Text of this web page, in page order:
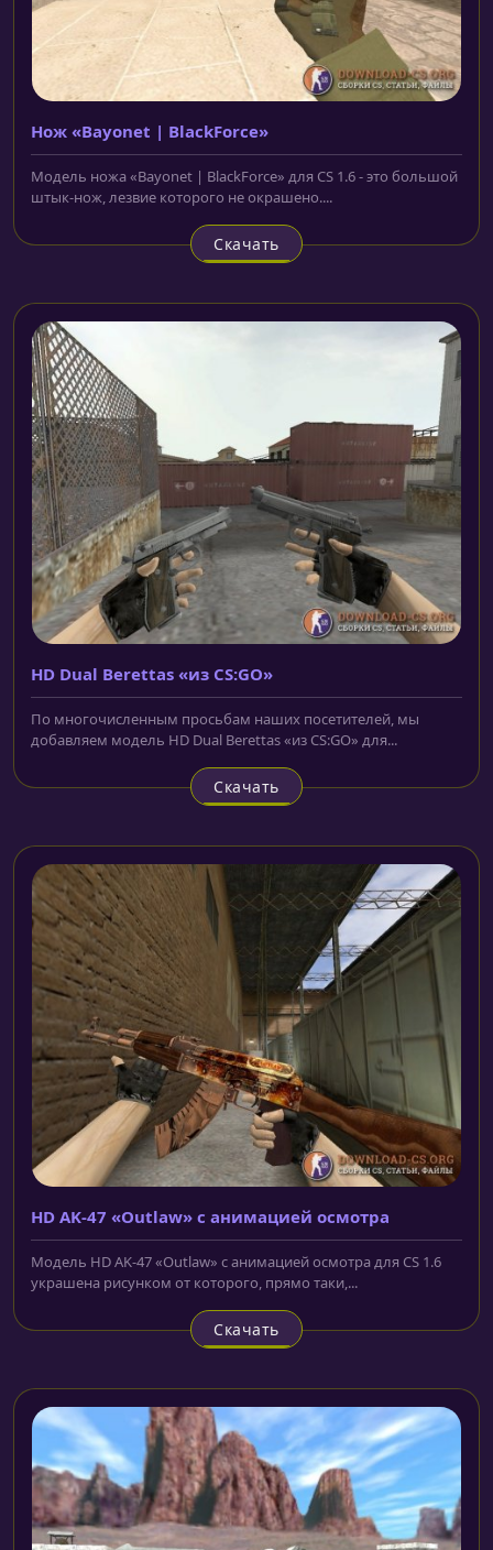
Нож «Bayonet | BlackForce»
Модель ножа «Bayonet | BlackForce» для CS 1.6 - это большой
штык-нож, лезвие которого не окрашено....
Скачать
HD Dual Berettas «из CS:GO»
По многочисленным просьбам наших посетителей, мы
добавляем модель HD Dual Berettas «из CS:GO» для...
Скачать
HD AK-47 «Outlaw» с анимацией осмотра
Модель HD AK-47 «Outlaw» с анимацией осмотра для CS 1.6
украшена рисунком от которого, прямо таки,...
Скачать